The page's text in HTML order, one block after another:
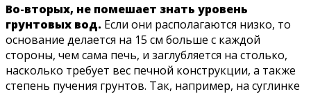
Во-вторых, не помешает знать уровень
грунтовых вод. Если они располагаются низко, то
основание делается на 15 см больше с каждой
стороны, чем сама печь, и заглубляется на столько,
насколько требует вес печной конструкции, а также
степень пучения грунтов. Так, например, на суглинке